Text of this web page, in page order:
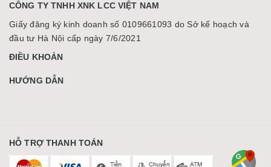
CÔNG TY TNHH XNK LCC VIỆT NAM
Giấy đăng ký kinh doanh số 0109661093 do Sở kế hoạch và
đầu tư Hà Nội cấp ngày 7/6/2021
ĐIỀU KHOẢN
HƯỚNG DẪN
HỖ TRỢ THANH TOÁN